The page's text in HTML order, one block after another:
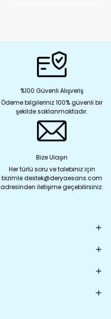
%100 Güvenli Alışveriş
Ödeme bilgileriniz 100% güvenli bir
şekilde saklanmaktadır.
Bize Ulaşın
Her türlü soru ve talebiniz için
bizimle destek@deryaesans.com
adresinden iletişime geçebilirsiniz.